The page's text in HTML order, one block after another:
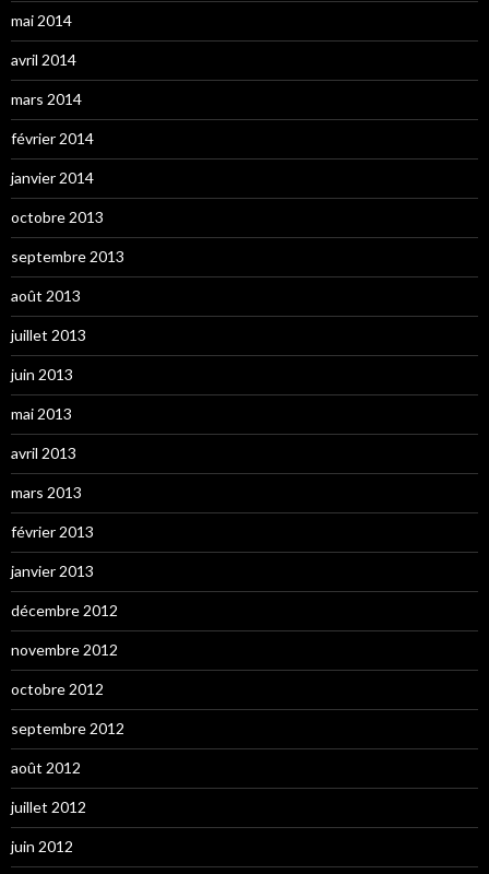
mai 2014
avril 2014
mars 2014
février 2014
janvier 2014
octobre 2013
septembre 2013
août 2013
juillet 2013
juin 2013
mai 2013
avril 2013
mars 2013
février 2013
janvier 2013
décembre 2012
novembre 2012
octobre 2012
septembre 2012
août 2012
juillet 2012
juin 2012